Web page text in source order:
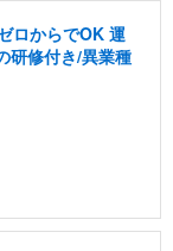
ロからでOK 運
研修付き/異業種